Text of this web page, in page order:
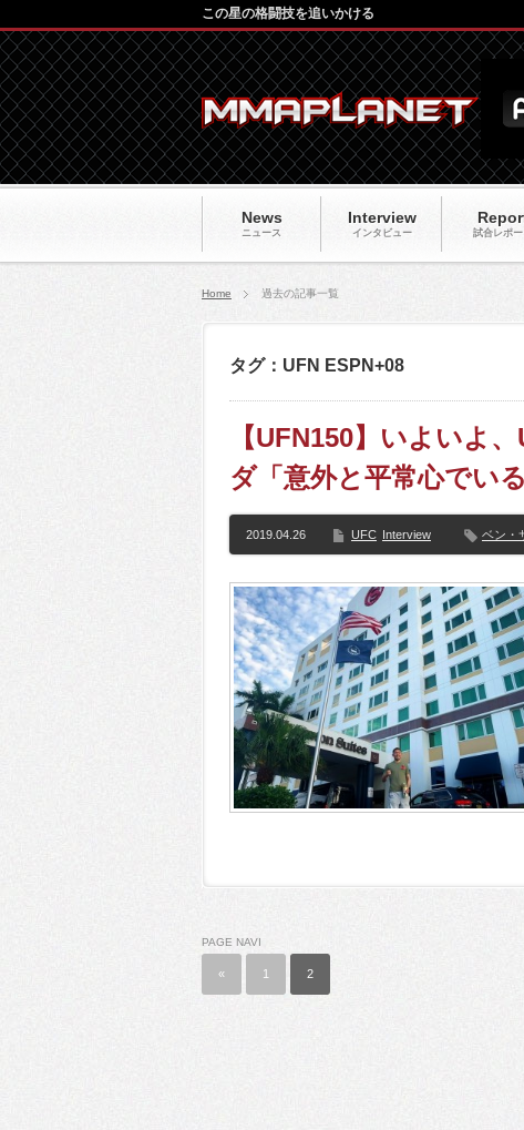
News
ニュース
Interview
インタビュー 試合レポー
この星の格闘技を追いかける
Home 過去の記事一覧
タグ：UFN ESPN+08
【UFN150】いよいよ
ダ「意外と平常心でい
2019.04.26 UFC Interview ベン・
PAGE NAVI
« 1 2